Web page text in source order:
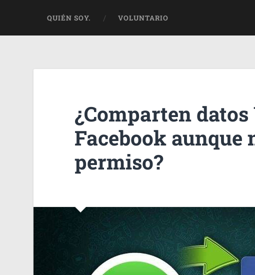
QUIÉN SOY. VOLUNTARIO
¿Comparten
Facebook aunque
permiso?